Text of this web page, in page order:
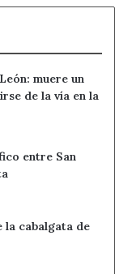
muere un
de la vía en la
entre San
cabalgata de